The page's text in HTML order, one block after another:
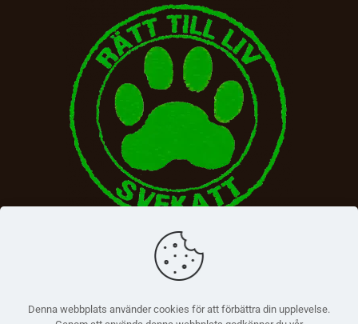
Denna webbplats använder cookies för att förbättra din upplevelse.